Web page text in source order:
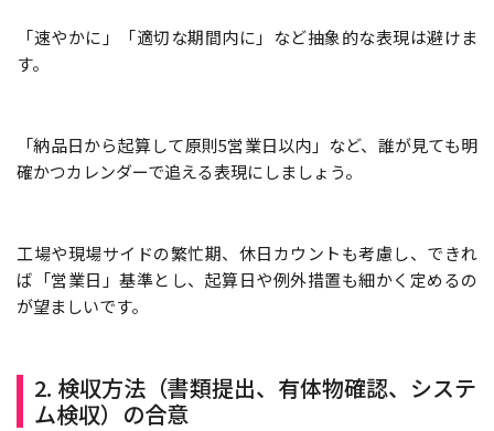
「速やかに」「適切な期間内に」など抽象的な表現は避けま
す。
「納品日から起算して原則5営業日以内」など、誰が見ても明
確かつカレンダーで追える表現にしましょう。
工場や現場サイドの繁忙期、休日カウントも考慮し、できれ
ば「営業日」基準とし、起算日や例外措置も細かく定めるの
が望ましいです。
2. 検収方法（書類提出、有体物確認、システ
ム検収）の合意